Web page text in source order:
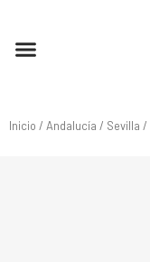
Inicio / Andalucía / Sevilla /